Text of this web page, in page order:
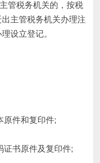
管税务机关的，按税
主管税务机关办理注
设立登记。
件和复印件;
书原件及复印件;